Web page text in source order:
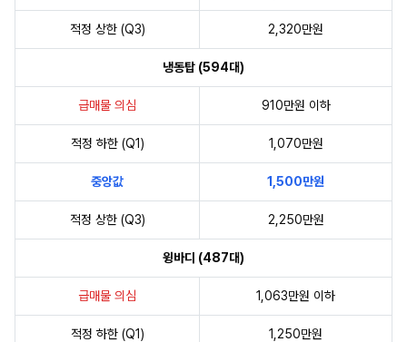
적정 상한 (Q3) 2,320만원
냉동탑 (594대)
급매물 의심 910만원 이하
적정 하한 (Q1) 1,070만원
중앙값 1,500만원
적정 상한 (Q3) 2,250만원
윙바디 (487대)
급매물 의심 1,063만원 이하
적정 하한 (Q1) 1,250만원